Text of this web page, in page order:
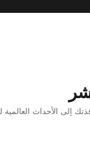
إلى الأحداث